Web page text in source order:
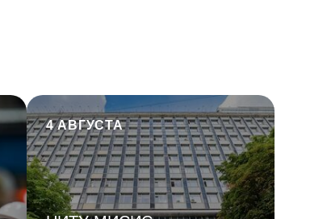
4 АВГУСТА